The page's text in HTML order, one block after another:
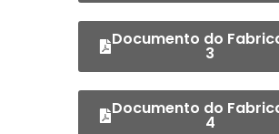
Documento do
3
Documento do
4